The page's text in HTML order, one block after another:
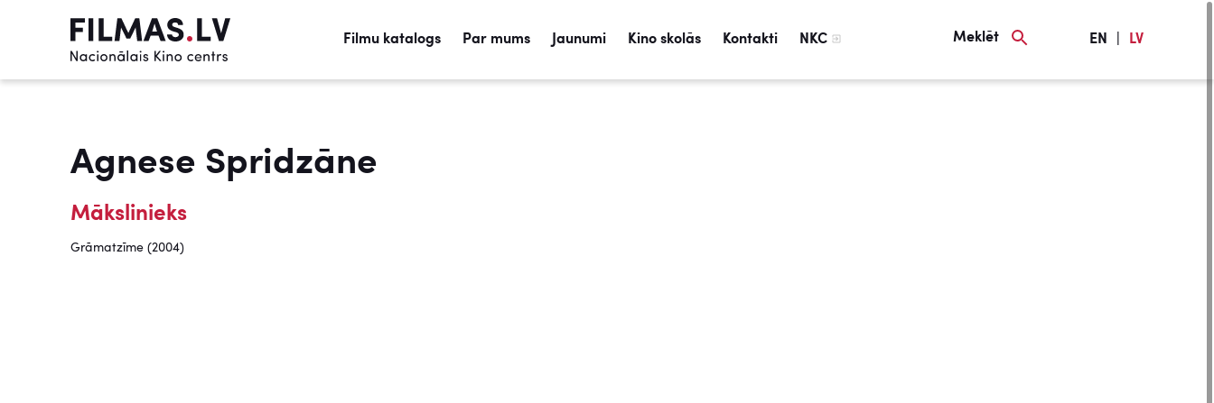
Filmu katalogs Par mums Jaunumi Kino skolās Kontakti NKC Meklēt EN LV
Agnese Spridzāne
Mākslinieks
Grāmatzīme (2004)